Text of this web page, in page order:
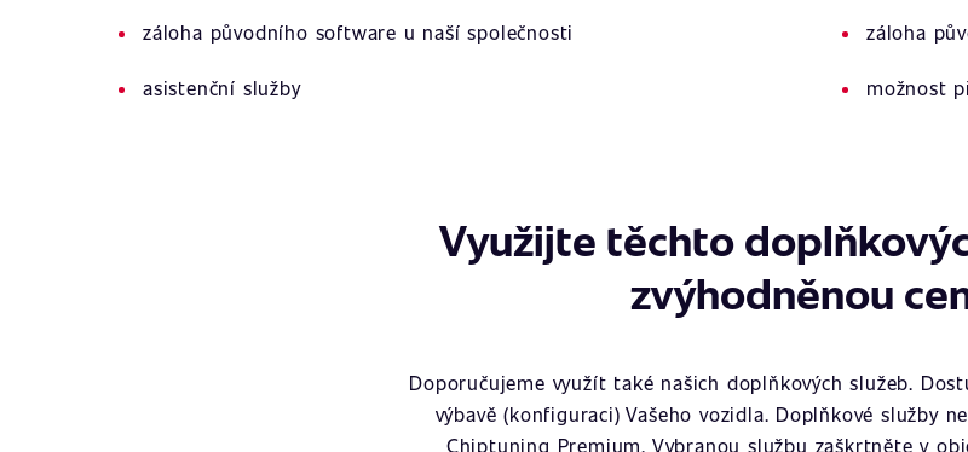
záloha původního software u naší společnosti záloha
asistenční služby možnost
Využijte těchto
zvýhodněnou
Doporučujeme využít také našich doplňkových služeb.
výbavě (konfiguraci) Vašeho vozidla. Doplňkové služby
Chiptuning Premium. Vybranou službu zaškrtněte v